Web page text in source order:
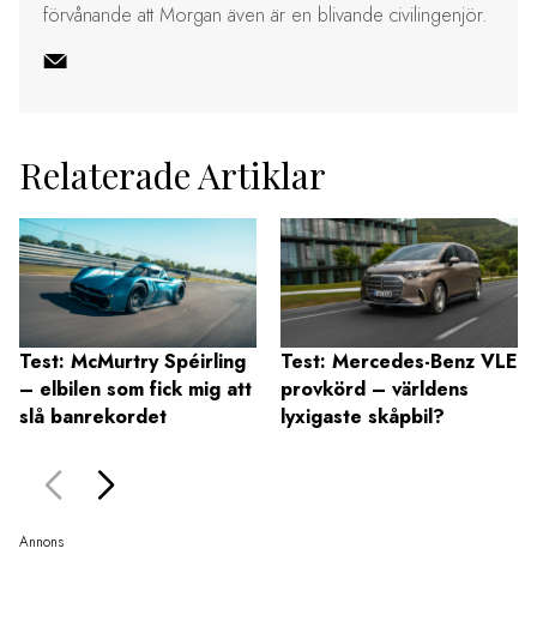
förvånande att Morgan även är en blivande civilingenjör.
Relaterade Artiklar
Test: McMurtry Spéirling
– elbilen som fick mig att
slå banrekordet
Test: Mercedes-Benz VLE
provkörd – världens
lyxigaste skåpbil?
Annons